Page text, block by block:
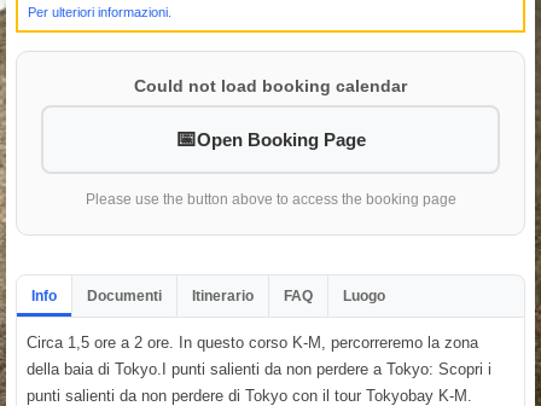
Per ulteriori informazioni.
Could not load booking calendar
Open Booking Page
Please use the button above to access the booking page
Info Documenti Itinerario FAQ Luogo
Circa 1,5 ore a 2 ore. In questo corso K-M, percorreremo la zona
della baia di Tokyo.I punti salienti da non perdere a Tokyo: Scopri i
punti salienti da non perdere di Tokyo con il tour Tokyobay K-M.